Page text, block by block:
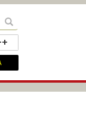
na czarnym
kontrast żółty na czarnym